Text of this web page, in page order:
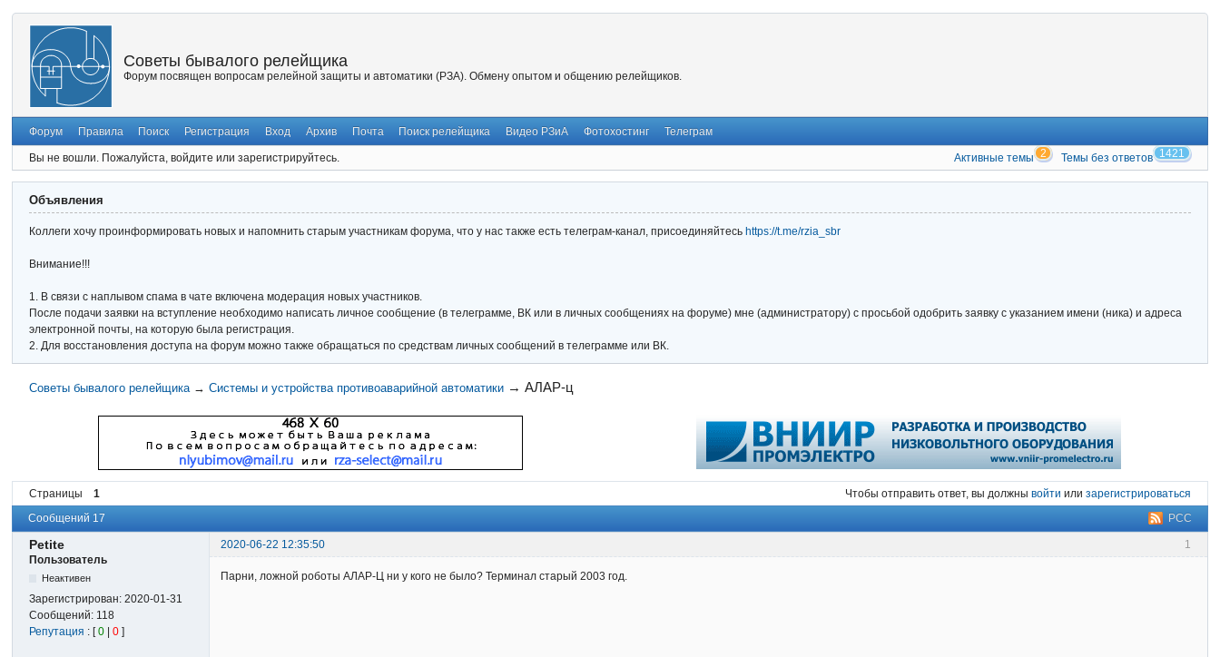
Советы бывалого релейщика
Форум посвящен вопросам релейной защиты и автоматики (РЗА). Обмену опытом и общению релейщиков.
Форум Правила Поиск Регистрация Вход Архив Почта Поиск релейщика Видео РЗиА Фотохостинг Телеграм
Вы не вошли. Пожалуйста, войдите или зарегистрируйтесь. Активные темы 2 Темы без ответов 1421
Объявления
Коллеги хочу проинформировать новых и напомнить старым участникам форума, что у нас также есть телеграм-канал, присоединяйтесь https://t.me/rzia_sbr
Внимание!!!
1. В связи с наплывом спама в чате включена модерация новых участников.
После подачи заявки на вступление необходимо написать личное сообщение (в телеграмме, ВК или в личных сообщениях на форуме) мне (администратору) с просьбой одобрить заявку с указанием имени (ника) и адреса
электронной почты, на которую была регистрация.
2. Для восстановления доступа на форум можно также обращаться по средствам личных сообщений в телеграмме или ВК.
Советы бывалого релейщика → Системы и устройства противоаварийной автоматики → АЛАР-ц
Страницы 1 Чтобы отправить ответ, вы должны войти или зарегистрироваться
РСС
Сообщений 17
1
Petite
2020-06-22 12:35:50
Пользователь
Неактивен
Зарегистрирован:2020-01-31
Сообщений: 118
Репутация : [0 |0 ]
Парни, ложной роботы АЛАР-Ц ни у кого не было? Терминал старый 2003 год.